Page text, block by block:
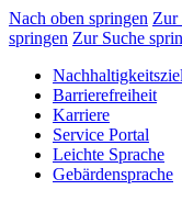
Nach oben springen Zur
springen Zur Suche
Barrierefreiheit
Karriere
Service Portal
Leichte Sprache
Gebärdensprache